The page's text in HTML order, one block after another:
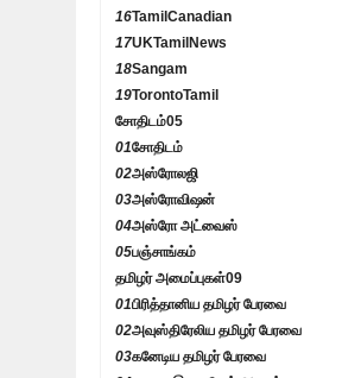
16TamilCanadian
17UKTamilNews
18Sangam
19TorontoTamil
சோதிடம்05
01சோதிடம்
02அஸ்ரோலஜி
03அஸ்ரோவிஷன்
04அஸ்ரோ அட்வைஸ்
05பஞ்சாங்கம்
தமிழர் அமைப்புகள்09
01பிரித்தானிய தமிழர் பேரவை
02அவுஸ்திரேலிய தமிழர் பேரவை
03கனேடிய தமிழர் பேரவை